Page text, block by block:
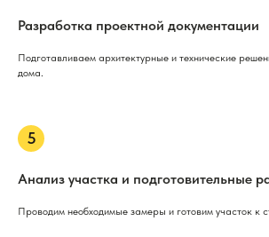
Разработка проектной документации
Подготавливаем архитектурные и технические
дома.
Анализ участка и подготовительные
Проводим необходимые замеры и готовим участок к